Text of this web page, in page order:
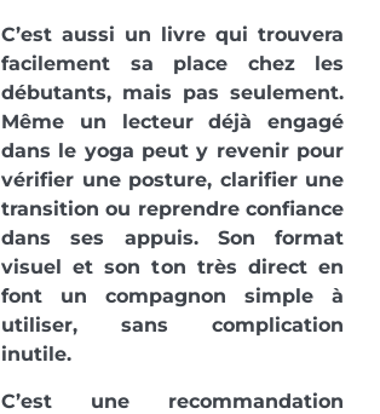
C’est aussi un livre qui trouvera
facilement sa place chez les
débutants, mais pas seulement.
Même un lecteur déjà engagé
dans le yoga peut y revenir pour
vérifier une posture, clarifier une
transition ou reprendre confiance
dans ses appuis. Son format
visuel et son ton très direct en
font un compagnon simple à
utiliser, sans complication
inutile.
C’est une recommandation